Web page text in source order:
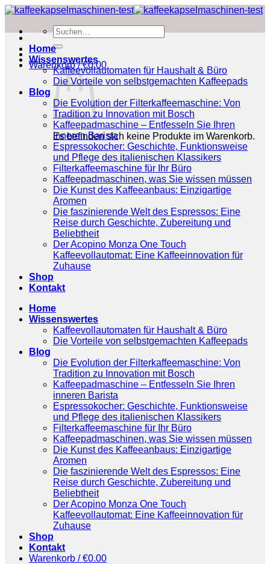
Zum
springen
Suchen
nach:
Warenkorb /€0.00
Es befinden sich keine Produkte im Warenkorb.
Home
Wissenswertes
Kaffeevollautomaten für Haushalt & Büro
Die Vorteile von selbstgemachten Kaffeepads
Blog
Die Evolution der Filterkaffeemaschine: Von
Tradition zu Innovation mit Bosch
Kaffeepadmaschine – Entfesseln Sie Ihren
inneren Barista
Espressokocher: Geschichte, Funktionsweise
und Pflege des italienischen Klassikers
Filterkaffeemaschine für Ihr Büro
Kaffeepadmaschinen, was Sie wissen müssen
Die Kunst des Kaffeeanbaus: Einzigartige
Aromen
Die faszinierende Welt des Espressos: Eine
Reise durch Geschichte, Zubereitung und
Beliebtheit
Der Acopino Monza One Touch
Kaffeevollautomat: Eine Kaffeeinnovation für
Zuhause
Shop
Kontakt
Home
Wissenswertes
Kaffeevollautomaten für Haushalt & Büro
Die Vorteile von selbstgemachten Kaffeepads
Blog
Die Evolution der Filterkaffeemaschine: Von
Tradition zu Innovation mit Bosch
Kaffeepadmaschine – Entfesseln Sie Ihren
inneren Barista
Espressokocher: Geschichte, Funktionsweise
und Pflege des italienischen Klassikers
Filterkaffeemaschine für Ihr Büro
Kaffeepadmaschinen, was Sie wissen müssen
Die Kunst des Kaffeeanbaus: Einzigartige
Aromen
Die faszinierende Welt des Espressos: Eine
Reise durch Geschichte, Zubereitung und
Beliebtheit
Der Acopino Monza One Touch
Kaffeevollautomat: Eine Kaffeeinnovation für
Zuhause
Shop
Kontakt
Warenkorb /€0.00